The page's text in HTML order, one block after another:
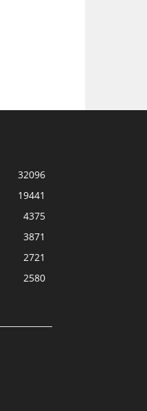
32096
19441
4375
3871
2721
2580